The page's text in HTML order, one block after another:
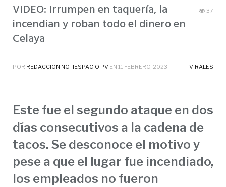
VIDEO: Irrumpen en taquería, la
incendian y roban todo el dinero en
Celaya
37
POR REDACCIÓN NOTIESPACIO PV EN 11 FEBRERO, 2023 VIRALES
Este fue el segundo ataque en dos
días consecutivos a la cadena de
tacos. Se desconoce el motivo y
pese a que el lugar fue incendiado,
los empleados no fueron